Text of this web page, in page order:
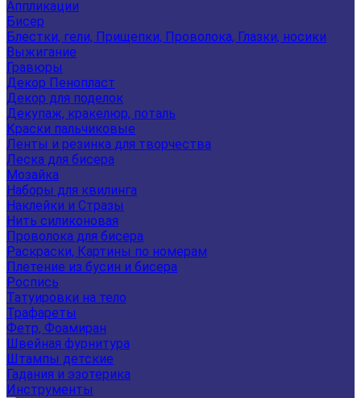
Аппликации
Бисер
Блестки, гели, Прищепки, Проволока, Глазки, носики
Выжигание
Гравюры
Декор Пенопласт
Декор для поделок
Декупаж, кракелюр, поталь
Краски пальчиковые
Ленты и резинка для творчества
Леска для бисера
Мозайка
Наборы для квилинга
Наклейки и Стразы
Нить силиконовая
Проволока для бисера
Раскраски, Картины по номерам
Плетение из бусин и бисера
Роспись
Татуировки на тело
Трафареты
Фетр, Фоамиран
Швейная фурнитура
Штампы детские
Гадания и эзотерика
Инструменты